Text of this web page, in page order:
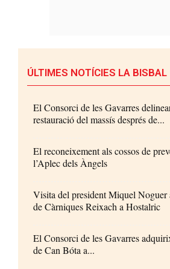
ÚLTIMES NOTÍCIES LA BISBAL
El Consorci de les Gavarres
restauració del massís després de...
El reconeixement als cossos de
l’Aplec dels Àngels
Visita del president Miquel Noguer
de Càrniques Reixach a Hostalric
El Consorci de les Gavarres
de Can Bóta a...